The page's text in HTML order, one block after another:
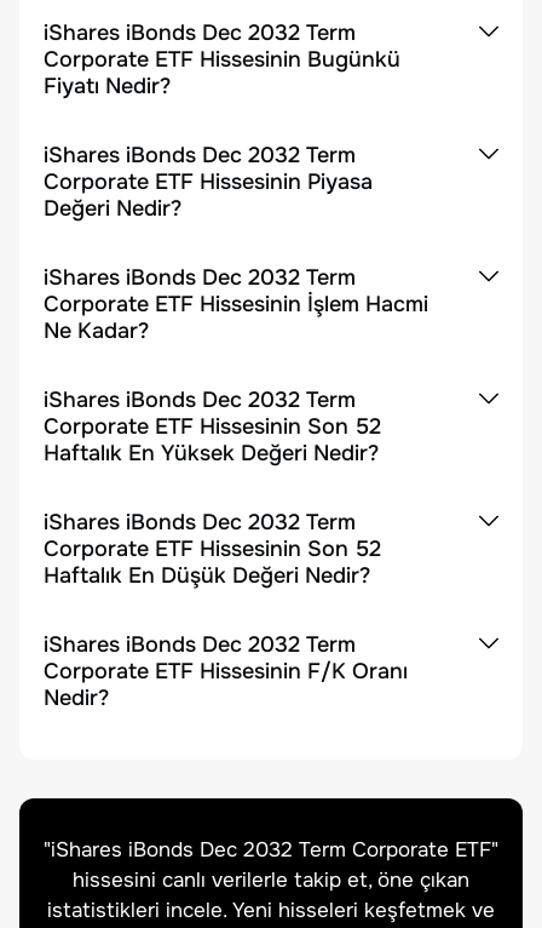
iShares iBonds Dec 2032 Term
Corporate ETF Hissesinin Bugünkü
Fiyatı Nedir?
iShares iBonds Dec 2032 Term
Corporate ETF Hissesinin Piyasa
Değeri Nedir?
iShares iBonds Dec 2032 Term
Corporate ETF Hissesinin İşlem Hacmi
Ne Kadar?
iShares iBonds Dec 2032 Term
Corporate ETF Hissesinin Son 52
Haftalık En Yüksek Değeri Nedir?
iShares iBonds Dec 2032 Term
Corporate ETF Hissesinin Son 52
Haftalık En Düşük Değeri Nedir?
iShares iBonds Dec 2032 Term
Corporate ETF Hissesinin F/K Oranı
Nedir?
"iShares iBonds Dec 2032 Term Corporate ETF"
hissesini canlı verilerle takip et, öne çıkan
istatistikleri incele. Yeni hisseleri keşfetmek ve